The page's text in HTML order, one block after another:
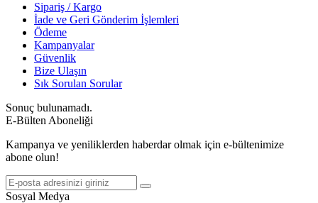
Sipariş / Kargo
İade ve Geri Gönderim İşlemleri
Ödeme
Kampanyalar
Güvenlik
Bize Ulaşın
Sık Sorulan Sorular
Sonuç bulunamadı.
E-Bülten Aboneliği
Kampanya ve yeniliklerden haberdar olmak için e-bültenimize
abone olun!
Sosyal Medya